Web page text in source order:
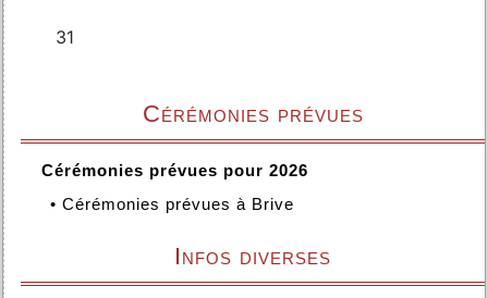
Cérémonies prévues
Cérémonies prévues pour 2026
• Cérémonies prévues à Brive
Infos diverses